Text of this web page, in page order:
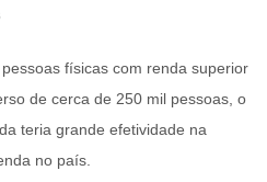
físicas com renda superior
de cerca de 250 mil pessoas, o
teria grande efetividade na
no país.